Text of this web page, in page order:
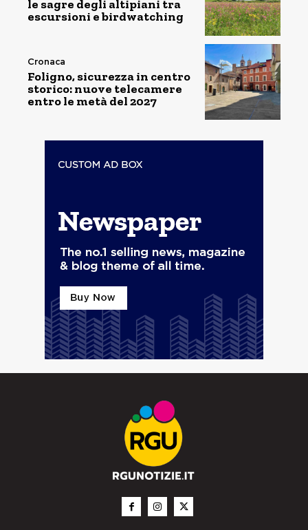
le sagre degli altipiani tra
escursioni e birdwatching
Cronaca
Foligno, sicurezza in centro
storico: nuove telecamere
entro le metà del 2027